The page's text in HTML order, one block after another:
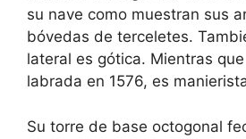
su nave como muestran sus
bóvedas de terceletes.
lateral es gótica. Mientras
labrada en 1576, es
Su torre de base octogonal